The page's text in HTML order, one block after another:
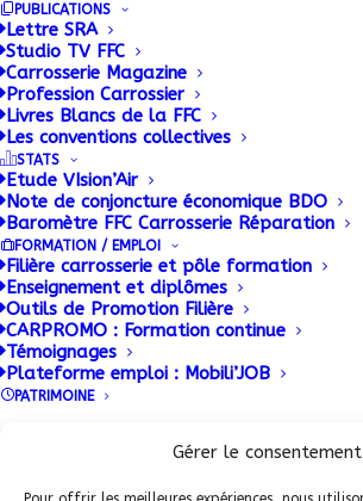
Gérer le consentement
PUBLICATIONS
Lettre SRA
Studio TV FFC
Carrosserie Magazine
Profession Carrossier
Livres Blancs de la FFC
Les conventions collectives
STATS
Etude VIsion’Air
Note de conjoncture économique BDO
Baromètre FFC Carrosserie Réparation
FORMATION / EMPLOI
Filière carrosserie et pôle formation
Enseignement et diplômes
Outils de Promotion Filière
CARPROMO : Formation continue
Témoignages
Plateforme emploi : Mobili’JOB
PATRIMOINE
la fonction de conducteurs routiers.
aussi des métiers moins connus
mécaniciens, carrossiers,
ingénieurs ! Une conférence sur ce
mois dernier au salon SOLUTRANS
Politique de confidentialité